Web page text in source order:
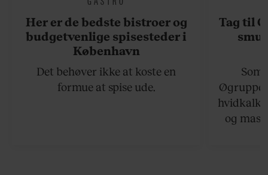
Her er de bedste bistroer og
budgetvenlige spisesteder i
København
Det behøver ikke at koste en
formue at spise ude.
Tag til
og